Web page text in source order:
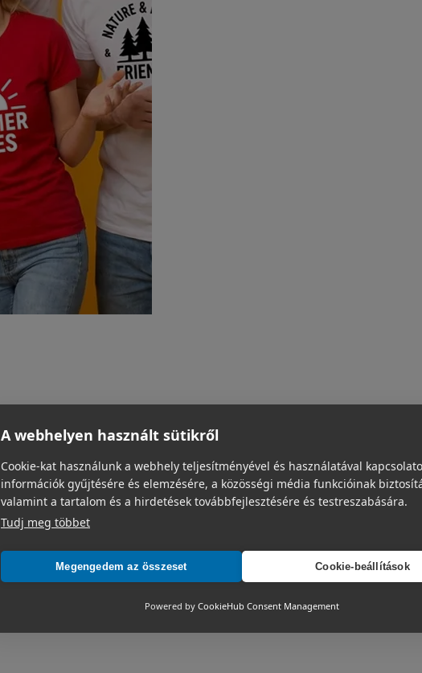
A webhelyen használt sütikről
Cookie-kat használunk a webhely teljesítményével és használatával
információk gyűjtésére és elemzésére, a közösségi média funkcióinak
valamint a tartalom és a hirdetések továbbfejlesztésére és testreszabására.
Tudj meg többet
Megengedem az összeset Cookie-beállítások
Powered by CookieHub Consent Management